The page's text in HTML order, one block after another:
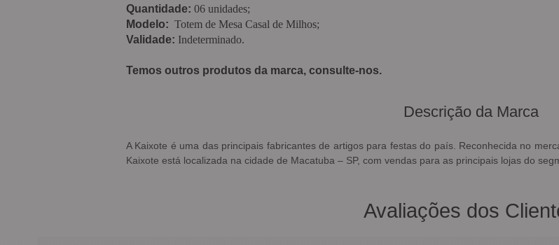
Quantidade:06 unidades;
Modelo:Totem de Mesa Casal de Milhos;
Validade:Indeterminado.
Temos outros produtos da marca, consulte-nos.
Descrição da Marca
A Kaixote é uma das principais fabricantes de artigos para festas do país. Reconhecida no
Kaixote está localizada na cidade de Macatuba – SP, com vendas para as principais lojas do
Avaliações dos